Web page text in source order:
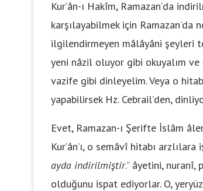
Kur’ân-ı Hakîm, Ramazan’da
karşılayabilmek için
ilgilendirmeyen mâlâyâni şeyleri
yeni nâzil oluyor gibi okuyalım ve
vazife gibi dinleyelim. Veya o
yapabilirsek Hz. Cebrail’den,
Evet, Ramazan-ı Şerifte İslâm
Kur’ân’ı, o semâvî hitabı
ayda indirilmiştir.” âyetini, nuranî,
olduğunu ispat ediyorlar. O,